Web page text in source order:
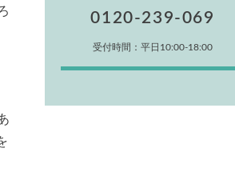
0120-239-069
受付時間：平日10:00-18:00